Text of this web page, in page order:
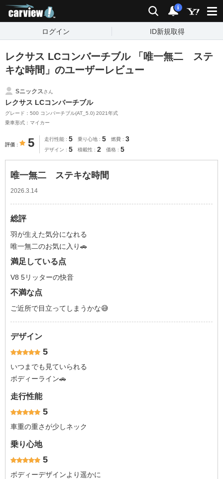
検索 通知
i
ログイン ID新規取得
レクサス LCコンバーチブル 「唯一無二 ステ
キな時間」のユーザーレビュー
Sニックスさん
レクサス LCコンバーチブル
グレード：500 コンバーチブル(AT_5.0) 2021年式
乗車形式：マイカー
評価 5 走行性能 5 乗り心地 5 燃費 3
デザイン 5 積載性 2 価格 5
唯一無二 ステキな時間
2026.3.14
総評
羽が生えた気分になれる
唯一無二のお気に入り🚗
満足している点
V8 5リッターの快音
不満な点
ご近所で目立ってしまうかな😅
デザイン
5
いつまでも見ていられる
ボディーライン🚗
走行性能
5
車重の重さが少しネック
乗り心地
5
ボディーデザインより遥かに